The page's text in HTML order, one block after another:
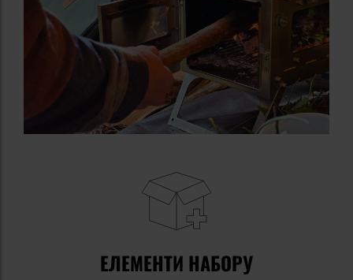
ЕЛЕМЕНТИ НАБОРУ